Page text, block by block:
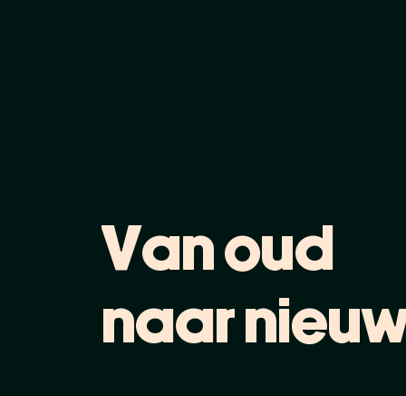
Vanoud
naarnieu